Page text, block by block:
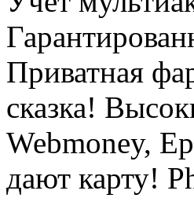
Приватная
сказка!
Webmoney,
дают карту!